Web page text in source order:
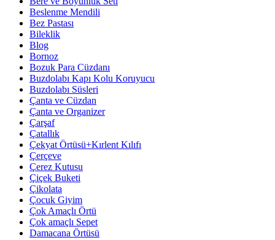
Beslenme Mendili
Bez Pastası
Bileklik
Blog
Bornoz
Bozuk Para Cüzdanı
Buzdolabı Kapı Kolu Koruyucu
Buzdolabı Süsleri
Çanta ve Cüzdan
Çanta ve Organizer
Çarşaf
Çatallık
Çekyat Örtüsü+Kırlent Kılıfı
Çerçeve
Çerez Kutusu
Çiçek Buketi
Çikolata
Çocuk Giyim
Çok Amaçlı Örtü
Çok amaçlı Sepet
Damacana Örtüsü